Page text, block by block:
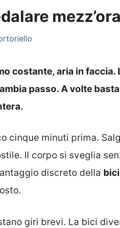
costante, aria in faccia.
passo. A volte
cinque minuti prima.
Il corpo si sveglia
discreto della
giri brevi. La bici